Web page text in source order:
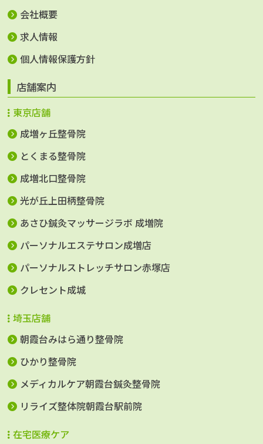
会社概要
求人情報
個人情報保護方針
店舗案内
東京店舗
成増ヶ丘整骨院
とくまる整骨院
成増北口整骨院
光が丘上田柄整骨院
あさひ鍼灸マッサージラボ 成増院
パーソナルエステサロン成増店
パーソナルストレッチサロン赤塚店
クレセント成城
埼玉店舗
朝霞台みはら通り整骨院
ひかり整骨院
メディカルケア朝霞台鍼灸整骨院
リライズ整体院朝霞台駅前院
在宅医療ケア